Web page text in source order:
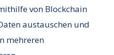
von Blockchain
austauschen und
mehreren